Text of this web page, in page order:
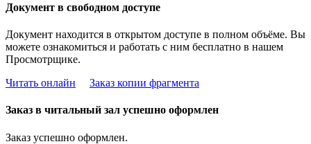
Документ в свободном доступе
Документ находится в открытом доступе в полном объёме. Вы
можете ознакомиться и работать с ним бесплатно в нашем
Просмотрщике.
Читать онлайн
Заказ копии фрагмента
Заказ в читальный зал успешно оформлен
Заказ успешно оформлен.